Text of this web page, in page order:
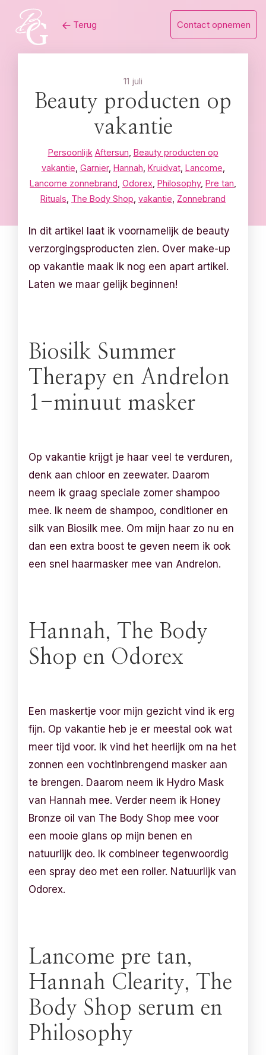
content
Terug Contact opnemen
11 juli
Beauty producten op
vakantie
Persoonlijk Aftersun Beauty producten op
vakantie Garnier, Hannah Kruidvat, Lancome
Lancome zonnebrand Odorex Philosophy, Pre tan
Rituals The Body Shop vakantie Zonnebrand
In dit artikel laat ik voornamelijk de beauty
verzorgingsproducten zien. Over make-up
op vakantie maak ik nog een apart artikel.
Laten we maar gelijk beginnen!
Biosilk Summer
Therapy en Andrelon
1-minuut masker
Op vakantie krijgt je haar veel te verduren,
denk aan chloor en zeewater. Daarom
neem ik graag speciale zomer shampoo
mee. Ik neem de shampoo, conditioner en
silk van Biosilk mee. Om mijn haar zo nu en
dan een extra boost te geven neem ik ook
een snel haarmasker mee van Andrelon.
Hannah, The Body
Shop en Odorex
Een maskertje voor mijn gezicht vind ik erg
fijn. Op vakantie heb je er meestal ook wat
meer tijd voor. Ik vind het heerlijk om na het
zonnen een vochtinbrengend masker aan
te brengen. Daarom neem ik Hydro Mask
van Hannah mee. Verder neem ik Honey
Bronze oil van The Body Shop mee voor
een mooie glans op mijn benen en
natuurlijk deo. Ik combineer tegenwoordig
een spray deo met een roller. Natuurlijk van
Odorex.
Lancome pre tan,
Hannah Clearity, The
Body Shop serum en
Philosophy